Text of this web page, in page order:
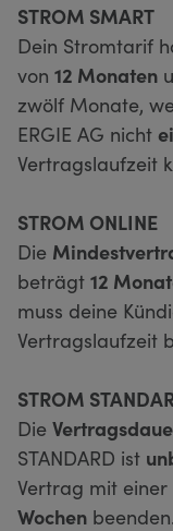
STROM SMART
Dein Stromtarif
von 12 Monaten
zwölf Monate,
ERGIE AG nicht
Vertragslaufzeit
STROM ONLINE
Die
beträgt 12
muss deine
Vertragslaufzeit
STROM
Die
STANDARD ist
Vertrag mit einer
Wochen beenden.